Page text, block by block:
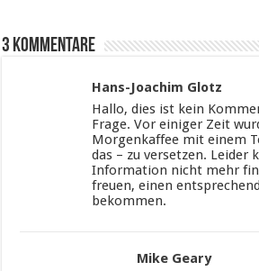
3 Kommentare
Hans-Joachim Glotz
Hallo, dies ist kein
Frage. Vor einiger Zeit
Morgenkaffee mit einem
das – zu versetzen. Leider
Information nicht mehr
freuen, einen
bekommen.
Mike Geary